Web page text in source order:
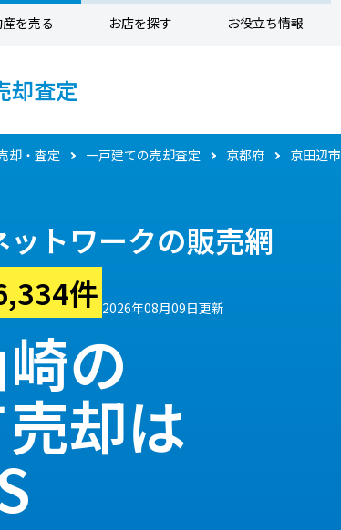
を売る お店を探す お役立ち情報
却査定
却・査定 一戸建ての売却査定 京都府 京田辺市
トワークの販売網
件 2026年08月09日更新
の
却は